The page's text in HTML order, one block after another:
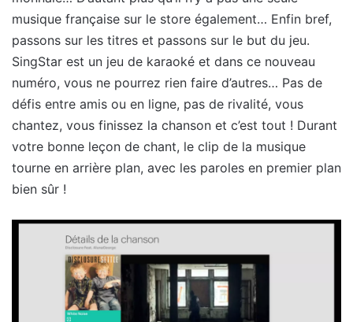
musique française sur le store également… Enfin bref,
passons sur les titres et passons sur le but du jeu.
SingStar est un jeu de karaoké et dans ce nouveau
numéro, vous ne pourrez rien faire d’autres… Pas de
défis entre amis ou en ligne, pas de rivalité, vous
chantez, vous finissez la chanson et c’est tout ! Durant
votre bonne leçon de chant, le clip de la musique
tourne en arrière plan, avec les paroles en premier plan
bien sûr !